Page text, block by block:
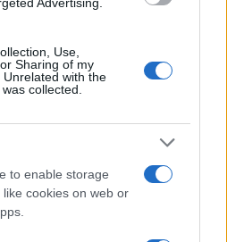
Use,
Sharing of my
with the
collected.
to enable storage
cookies on web or
επανέναρξη της
στη συνάντηση
Τούρκο υπουργό
Τσαβούσογλου είχε ο